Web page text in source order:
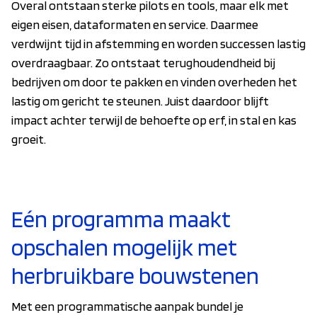
Overal ontstaan sterke pilots en tools, maar elk met
eigen eisen, dataformaten en service. Daarmee
verdwijnt tijd in afstemming en worden successen lastig
overdraagbaar. Zo ontstaat terughoudendheid bij
bedrijven om door te pakken en vinden overheden het
lastig om gericht te steunen. Juist daardoor blijft
impact achter terwijl de behoefte op erf, in stal en kas
groeit.
Eén programma maakt
opschalen mogelijk met
herbruikbare bouwstenen
Met een programmatische aanpak bundel je